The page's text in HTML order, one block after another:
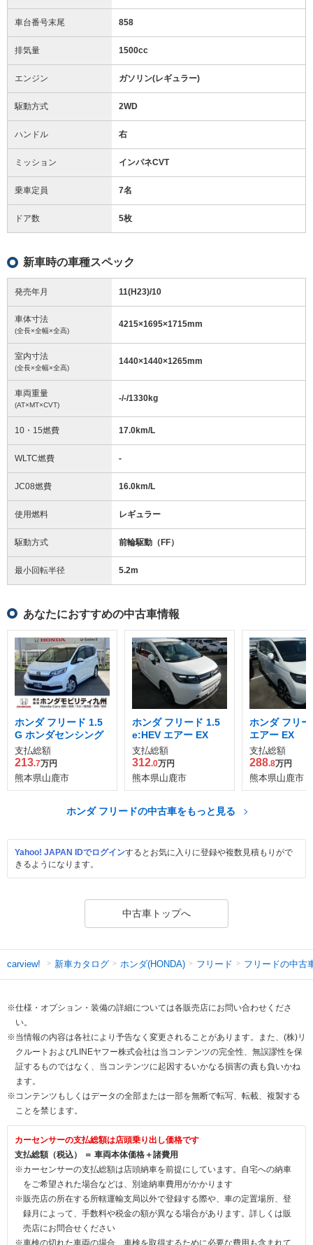
車台番号末尾 858
排気量 1500cc
エンジン ガソリン(レギュラー)
駆動方式 2WD
ハンドル 右
ミッション インパネCVT
乗車定員 7名
ドア数 5枚
新車時の車種スペック
発売年月 11(H23)/10
車体寸法
(全長×全幅×全高)
4215×1695×1715mm
室内寸法
(全長×全幅×全高)
1440×1440×1265mm
車両重量
(AT×MT×CVT)
-/-/1330kg
10・15燃費 17.0km/L
WLTC燃費 -
JC08燃費 16.0km/L
使用燃料 レギュラー
駆動方式 前輪駆動（FF）
最小回転半径 5.2m
あなたにおすすめの中古車情報
ホンダ フリード 1.5
G ホンダセンシング
支払総額
213.7万円
熊本県山鹿市
ホンダ フリード 1.5
e:HEV エアー EX
支払総額
312.0万円
熊本県山鹿市
ホンダ フリ
エアー EX
支払総額
288.8万円
熊本県山鹿市
ホンダ フリードの中古車をもっと見る
Yahoo! JAPAN IDでログインするとお気に入りに登録や複数見積もりがで
きるようになります。
中古車トップへ
carview! 新車カタログ ホンダ(HONDA) フリード フリードの中古
※仕様・オプション・装備の詳細については各販売店にお問い合わせくださ
い。
※当情報の内容は各社により予告なく変更されることがあります。また、(株)リ
クルートおよびLINEヤフー株式会社は当コンテンツの完全性、無誤謬性を保
証するものではなく、当コンテンツに起因するいかなる損害の責も負いかね
ます。
※コンテンツもしくはデータの全部または一部を無断で転写、転載、複製する
ことを禁じます。
カーセンサーの支払総額は店頭乗り出し価格です
支払総額（税込） ＝ 車両本体価格＋諸費用
※カーセンサーの支払総額は店頭納車を前提にしています。自宅への納車
をご希望された場合などは、別途納車費用がかかります
※販売店の所在する所轄運輸支局以外で登録する際や、車の定置場所、登
録月によって、手数料や税金の額が異なる場合があります。詳しくは販
売店にお問合せください
※車検の切れた車両の場合、車検を取得するために必要な費用も含まれて